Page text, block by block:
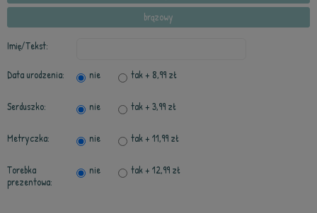
brązowy
Imię/Tekst:
Data urodzenia: nie tak+ 8,99 zł
Serduszko: nie tak+ 3,99 zł
Metryczka: nie tak+ 11,99 zł
Torebka
prezentowa:
nie tak+ 12,99 zł